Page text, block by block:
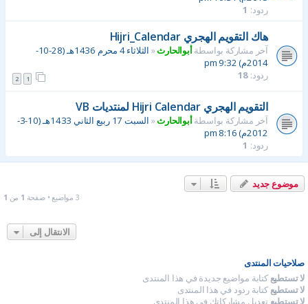
ردود: 1
هاك التقويم الهجري Hijri_Calendar
آخر مشاركة بواسطةأبوالحارث«
الثلاثاء 4 محرم 1436هـ (28-10-
2014م) 9:32 pm
ردود: 18
1
2
التقويم الهجري Hijri Calendar لمنتديات VB
آخر مشاركة بواسطةأبوالحارث«
السبت 17 ربيع الثاني 1433هـ (10-3-
2012م) 8:16 pm
ردود: 1
موضوع جديد
3 مواضيع • صفحة 1 من 1
الانتقال إلى
صلاحيات المنتدى
لا تستطيع كتابة مواضيع جديدة في هذا المنتدى
لا تستطيع كتابة ردود في هذا المنتدى